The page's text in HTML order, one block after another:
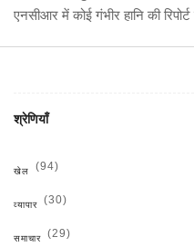
एनसीआर में कोई गंभीर हानि की रिपोर्ट
श्रेणियाँ
खेल (94)
व्यापार (30)
समाचार (29)